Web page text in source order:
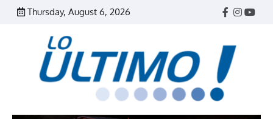
Skip
Thursday, August 6, 2026
Facebook